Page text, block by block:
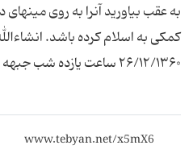
به عقب بیاورید آنرا به روى
کمکى به اسلام کرده باشد.
۲۶/۱۲/۱۳۶۰ ساعت یازده شب جبهه بلد ـ دزفول منبع:فاتحان